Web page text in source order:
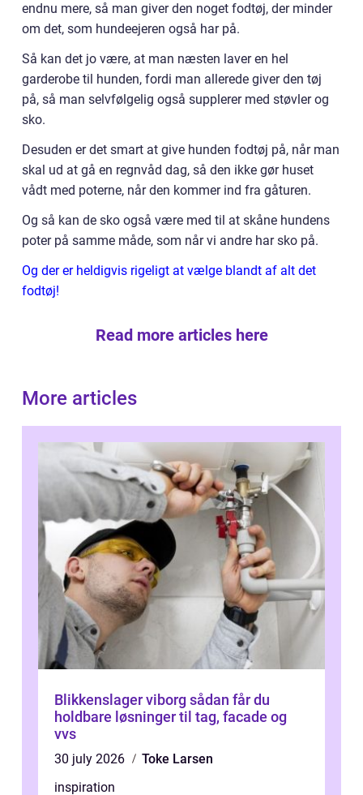
endnu mere, så man giver den noget fodtøj, der minder
om det, som hundeejeren også har på.
Så kan det jo være, at man næsten laver en hel
garderobe til hunden, fordi man allerede giver den tøj
på, så man selvfølgelig også supplerer med støvler og
sko.
Desuden er det smart at give hunden fodtøj på, når man
skal ud at gå en regnvåd dag, så den ikke gør huset
vådt med poterne, når den kommer ind fra gåturen.
Og så kan de sko også være med til at skåne hundens
poter på samme måde, som når vi andre har sko på.
Og der er heldigvis rigeligt at vælge blandt af alt det
fodtøj!
Read more articles here
More articles
Blikkenslager viborg sådan får du
holdbare løsninger til tag, facade og
vvs
30 july 2026
Toke Larsen
inspiration